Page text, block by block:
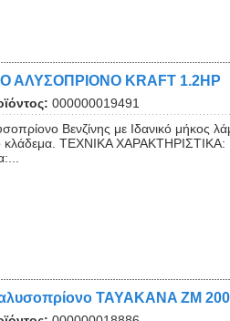
ΑΛΥΣΟΠΡΙΟΝΟ KRAFT 1.2HP
000000019491
Βενζίνης με Ιδανικό μήκος
ΤΕΧΝΙΚΑ ΧΑΡΑΚΤΗΡΙΣΤΙΚΑ:
TAYAKANA ZM